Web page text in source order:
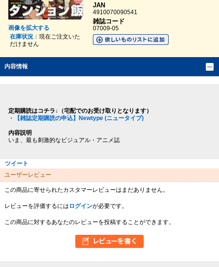
画像を拡大する
在庫状況：現在ご注文いた
だけません
JAN
4910070090541
雑誌コード
07009-05
内容情報
定期購読はコチラ↓（宅配でのお受け取りとなります）
・
【雑誌定期購読の申込】Newtype (ニュータイプ)
内容説明
いま、最も刺激的なビジュアル・アニメ誌
ツイート
ユーザーレビュー
この商品に寄せられたカスタマーレビューはまだありません。
レビューを評価するには ログインが必要です。
この商品に対するあなたのレビューを投稿することができます。